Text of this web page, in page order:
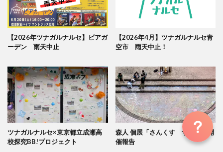
【2026年ツナガルナルセ】ビアガ
ーデン 雨天中止
【2026年4月】ツナガルナルセ青
空市 雨天中止！
ツナガルナルセ×東京都立成瀬高
校探究BB!プロジェクト
森人 個展「さんくす サマァ」開
催報告